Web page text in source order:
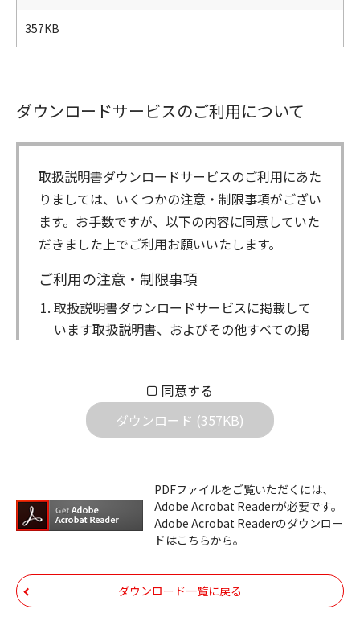
357KB
ダウンロードサービスのご利用について
取扱説明書ダウンロードサービスのご利用にあた
りましては、いくつかの注意・制限事項がござい
ます。お手数ですが、以下の内容に同意していた
だきました上でご利用お願いいたします。
ご利用の注意・制限事項
取扱説明書ダウンロードサービスに掲載して
います取扱説明書、およびその他すべての掲
属します。ダウンロードした取扱説明書は、
個人が本来の目的でご使用されることは可能
ですが、権利者の許諾を得ることなく、以下
ダウンロードした取扱説明書は、複製、賃
貸、改変、公衆送信、または公衆送信可能
化することはできません。
いは無償を問わず、第三者に譲渡あるいは
使用させる事ができません。
同意する
ダウンロード (357KB)
PDFファイルをご覧いただくには、
Adobe Acrobat Readerが必要です。
Adobe Acrobat Readerのダウンロー
ドはこちらから。
ダウンロード一覧に戻る